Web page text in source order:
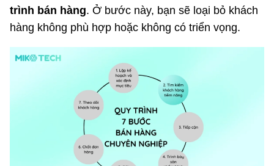
trình bán hàng. Ở bước này, bạn sẽ loại bỏ khách
hàng không phù hợp hoặc không có triển vọng.